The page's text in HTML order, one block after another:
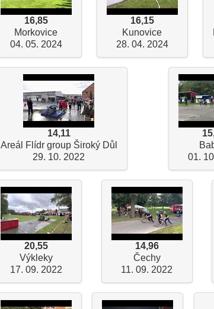
16,85
Morkovice
04. 05. 2024
16,15
Kunovice
28. 04. 2024
14,11
Areál Flídr group Široký Důl
29. 10. 2022
01.
20,55
Výkleky
17. 09. 2022
14,96
Čechy
11. 09. 2022